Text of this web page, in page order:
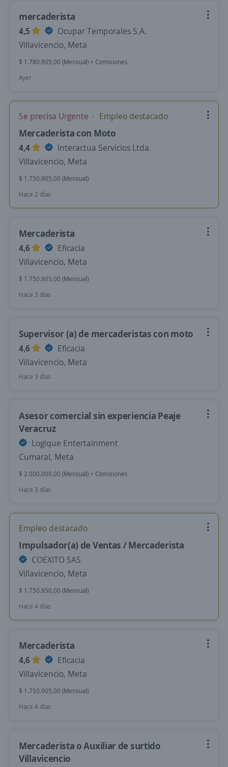
mercaderista
4,5
Ocupar Temporales S.A.
Villavicencio, Meta
$ 1.780.905,00 (Mensual) + Comisiones
Ayer
Se precisa Urgente Empleo destacado
Mercaderista con Moto
4,4
Interactua Servicios Ltda.
Villavicencio, Meta
$ 1.750.905,00 (Mensual)
Hace 2 días
Mercaderista
4,6
Eficacia
Villavicencio, Meta
$ 1.750.905,00 (Mensual)
Hace 3 días
Supervisor (a) de mercaderistas con moto
4,6
Eficacia
Villavicencio, Meta
Hace 3 días
Asesor comercial sin experiencia Peaje
Veracruz
Logique Entertainment
Cumaral, Meta
$ 2.000.000,00 (Mensual) + Comisiones
Hace 3 días
Empleo destacado
Impulsador(a) de Ventas / Mercaderista
COEXITO SAS
Villavicencio, Meta
$ 1.750.950,00 (Mensual)
Hace 4 días
Mercaderista
4,6
Eficacia
Villavicencio, Meta
$ 1.750.905,00 (Mensual)
Hace 4 días
Mercaderista o Auxiliar de surtido
Villavicencio